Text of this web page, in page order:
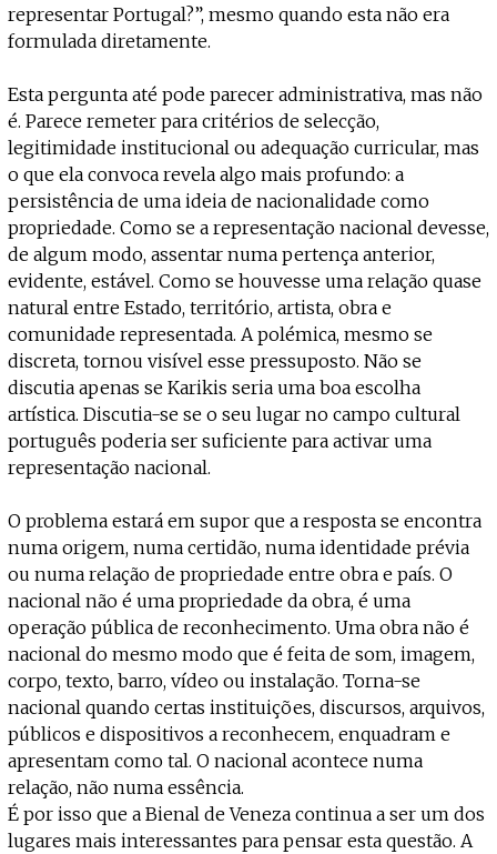
representar Portugal?”, mesmo quando esta não era
formulada diretamente.
Esta pergunta até pode parecer administrativa, mas não
é. Parece remeter para critérios de selecção,
legitimidade institucional ou adequação curricular, mas
o que ela convoca revela algo mais profundo: a
persistência de uma ideia de nacionalidade como
propriedade. Como se a representação nacional devesse,
de algum modo, assentar numa pertença anterior,
evidente, estável. Como se houvesse uma relação quase
natural entre Estado, território, artista, obra e
comunidade representada. A polémica, mesmo se
discreta, tornou visível esse pressuposto. Não se
discutia apenas se Karikis seria uma boa escolha
artística. Discutia-se se o seu lugar no campo cultural
português poderia ser suficiente para activar uma
representação nacional.
O problema estará em supor que a resposta se encontra
numa origem, numa certidão, numa identidade prévia
ou numa relação de propriedade entre obra e país. O
nacional não é uma propriedade da obra, é uma
operação pública de reconhecimento. Uma obra não é
nacional do mesmo modo que é feita de som, imagem,
corpo, texto, barro, vídeo ou instalação. Torna-se
nacional quando certas instituições, discursos, arquivos,
públicos e dispositivos a reconhecem, enquadram e
apresentam como tal. O nacional acontece numa
relação, não numa essência.
É por isso que a Bienal de Veneza continua a ser um dos
lugares mais interessantes para pensar esta questão. A